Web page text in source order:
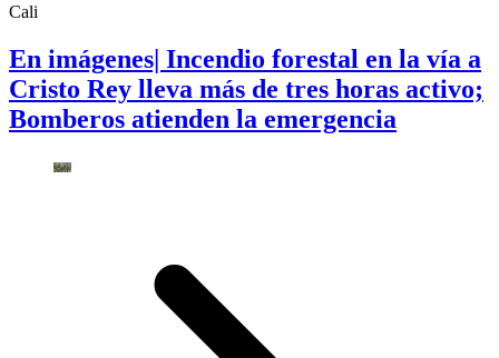
Cali
En imágenes| Incendio forestal en la vía a
Cristo Rey lleva más de tres horas activo;
Bomberos atienden la emergencia